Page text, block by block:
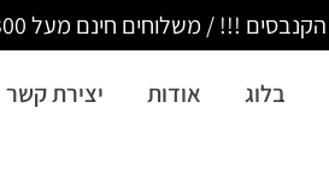
בלוג אודות יצירת קשר